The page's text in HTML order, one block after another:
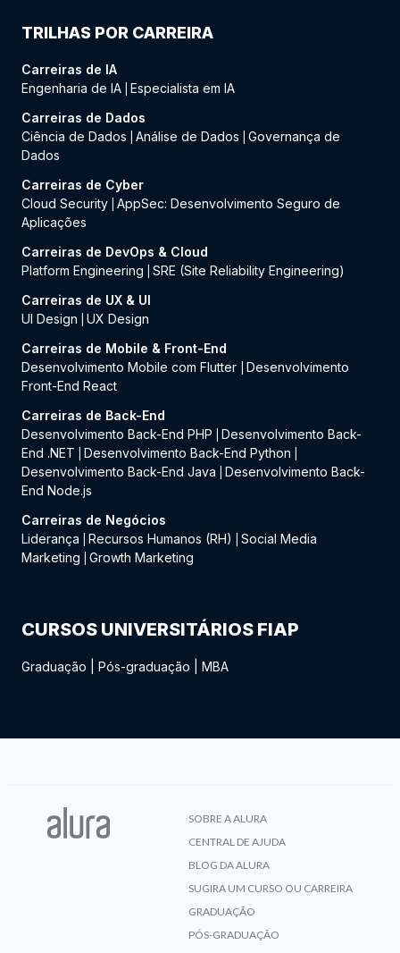
TRILHAS POR CARREIRA
Carreiras de IA
Engenharia de IA Especialista em IA
Carreiras de Dados
Ciência de Dados
Análise de Dados
Governança de
Dados
Carreiras de Cyber
Cloud Security AppSec: Desenvolvimento Seguro de
Aplicações
Carreiras de DevOps & Cloud
Platform Engineering
SRE (Site Reliability Engineering)
Carreiras de UX & UI
UI Design
UX Design
Carreiras de Mobile & Front-End
Desenvolvimento Mobile com Flutter
Desenvolvimento
Front-End React
Carreiras de Back-End
Desenvolvimento Back-End PHP
Desenvolvimento Back-
End .NET
Desenvolvimento Back-End Python
Desenvolvimento Back-End Java
Desenvolvimento Back-
End Node.js
Carreiras de Negócios
Liderança
Recursos Humanos (RH)
Social Media
Marketing
Growth Marketing
CURSOS UNIVERSITÁRIOS FIAP
Graduação Pós-graduação MBA
SOBRE A ALURA
CENTRAL DE AJUDA
BLOG DA ALURA
SUGIRA UM CURSO OU CARREIRA
GRADUAÇÃO
PÓS-GRADUAÇÃO